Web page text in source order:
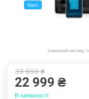
Відео
Зовнішній вигляд
39 999 ₴
22 999 ₴
В наявності